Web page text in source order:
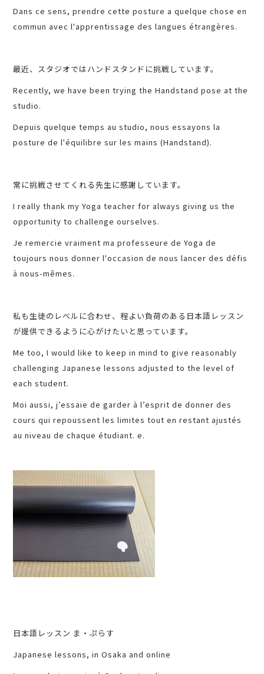
Dans ce sens, prendre cette posture a quelque chose en
commun avec l'apprentissage des langues étrangères.
最近、スタジオではハンドスタンドに挑戦しています。
Recently, we have been trying the Handstand pose at the
studio.
Depuis quelque temps au studio, nous essayons la
posture de l'équilibre sur les mains (Handstand).
常に挑戦させてくれる先生に感謝しています。
I really thank my Yoga teacher for always giving us the
opportunity to challenge ourselves.
Je remercie vraiment ma professeure de Yoga de
toujours nous donner l'occasion de nous lancer des défis
à nous-mêmes.
私も生徒のレベルに合わせ、程よい負荷のある日本語レッスン
が提供できるように心がけたいと思っています。
Me too, I would like to keep in mind to give reasonably
challenging Japanese lessons adjusted to the level of
each student.
Moi aussi, j’essaie de garder à l’esprit de donner des
cours qui repoussent les limites tout en restant ajustés
au niveau de chaque étudiant. e.
日本語レッスン ま・ぷらす
Japanese lessons, in Osaka and online